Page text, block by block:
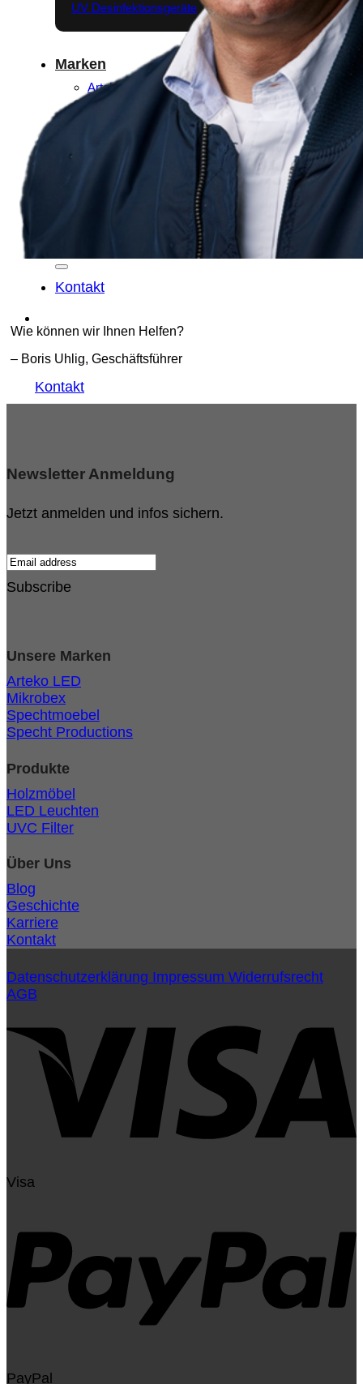
UV Desinfektionsgeräte
Marken
Arteko LED
Mikrobex
Wissen & Infos
Shop
Suchen nach:
Kontakt
Wie können wir Ihnen Helfen?
– Boris Uhlig, Geschäftsführer
Kontakt
Newsletter Anmeldung
Jetzt anmelden und infos sichern.
Subscribe
Unsere Marken
Arteko LED
Mikrobex
Spechtmoebel
Specht Productions
Produkte
Holzmöbel
LED Leuchten
UVC Filter
Über Uns
Blog
Geschichte
Karriere
Kontakt
Datenschutzerklärung Impressum Widerrufsrecht
AGB
Visa
PayPal